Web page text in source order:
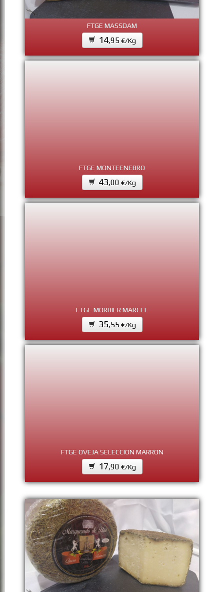
FTGE MASSDAM
14,95 €/Kg
FTGE MONTEENEBRO
43,00 €/Kg
FTGE MORBIER MARCEL
35,55 €/Kg
FTGE OVEJA SELECCION MARRON
17,90 €/Kg